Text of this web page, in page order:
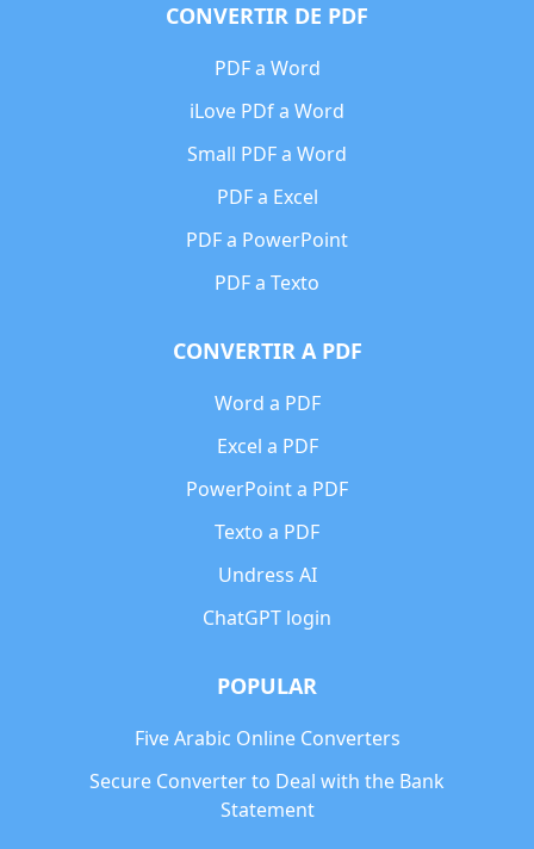
CONVERTIR DE PDF
PDF a Word
iLove PDf a Word
Small PDF a Word
PDF a Excel
PDF a PowerPoint
PDF a Texto
CONVERTIR A PDF
Word a PDF
Excel a PDF
PowerPoint a PDF
Texto a PDF
Undress AI
ChatGPT login
POPULAR
Five Arabic Online Converters
Secure Converter to Deal with the Bank
Statement